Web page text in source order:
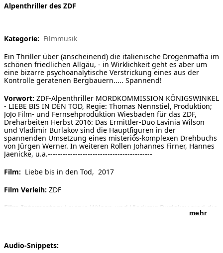
english
Audio-Snippets:
Alpenthriller des ZDF
Kategorie: Filmmusik
Ein Thriller über (anscheinend) die italienische Drogenmaffia im
schönen friedlichen Allgäu, - in Wirklichkeit geht es aber um
eine bizarre psychoanalytische Verstrickung eines aus der
Kontrolle geratenen Bergbauern..... Spannend!
Vorwort: ZDF-Alpenthriller MORDKOMMISSION KÖNIGSWINKEL
- LIEBE BIS IN DEN TOD, Regie: Thomas Nennstiel, Produktion;
JoJo Film- und Fernsehproduktion Wiesbaden für das ZDF,
Dreharbeiten Herbst 2016: Das Ermittler-Duo Lavinia Wilson
und Vladimir Burlakov sind die Hauptfiguren in der
spannenden Umsetzung eines misteriös-komplexen Drehbuchs
von Jürgen Werner. In weiteren Rollen Johannes Firner, Hannes
Jaenicke, u.a.------------------------------------------
Film: Liebe bis in den Tod, 2017
Film Verleih: ZDF
Film Interpreten:
Lavinia Wilson und Vladimir Burlakov sind die
Hauptfiguren. In weiteren Rollen Johannes Firner, Hannesmehr